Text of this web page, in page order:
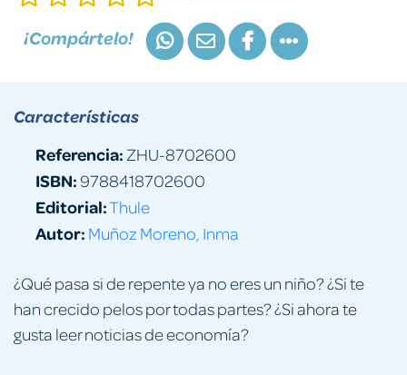
¡Compártelo!
¿Qué pasa si de repente ya no eres un niño? ¿Si te
han crecido pelos por todas partes? ¿Si ahora te
gusta leer noticias de economía?
Características
Referencia: ZHU-8702600
ISBN:9788418702600
Editorial:Thule
Autor: Muñoz Moreno, Inma